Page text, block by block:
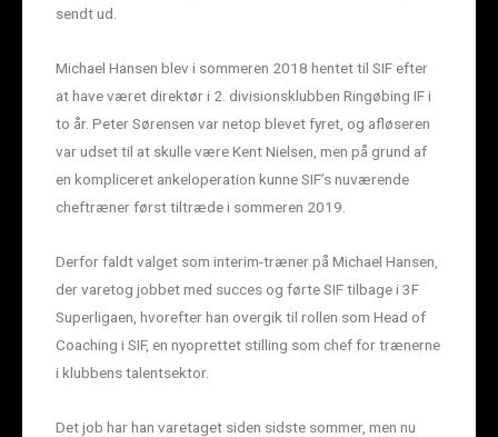
sendt ud.
Michael Hansen blev i sommeren 2018 hentet til SIF efter
at have været direktør i 2. divisionsklubben Ringøbing IF i
to år. Peter Sørensen var netop blevet fyret, og afløseren
var udset til at skulle være Kent Nielsen, men på grund af
en kompliceret ankeloperation kunne SIF’s nuværende
cheftræner først tiltræde i sommeren 2019.
Derfor faldt valget som interim-træner på Michael Hansen,
der varetog jobbet med succes og førte SIF tilbage i 3F
Superligaen, hvorefter han overgik til rollen som Head of
Coaching i SIF, en nyoprettet stilling som chef for trænerne
i klubbens talentsektor.
Det job har han varetaget siden sidste sommer, men nu